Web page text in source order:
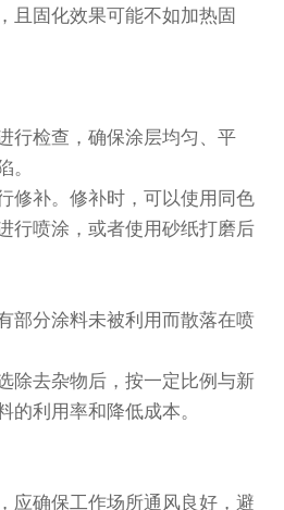
且固化效果可能不如加热固
行检查，确保涂层均匀、平
。
修补。修补时，可以使用同色
行喷涂，或者使用砂纸打磨后
部分涂料未被利用而散落在喷
除去杂物后，按一定比例与新
的利用率和降低成本。
应确保工作场所通风良好，避